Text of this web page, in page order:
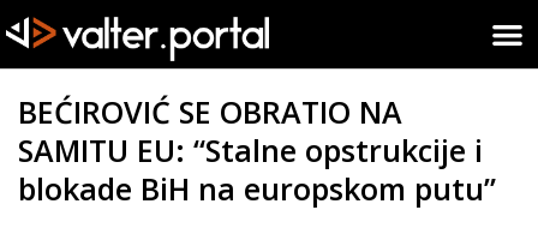
BEĆIROVIĆ SE OBRATIO NA
SAMITU EU: “Stalne opstrukcije i
blokade BiH na europskom putu”